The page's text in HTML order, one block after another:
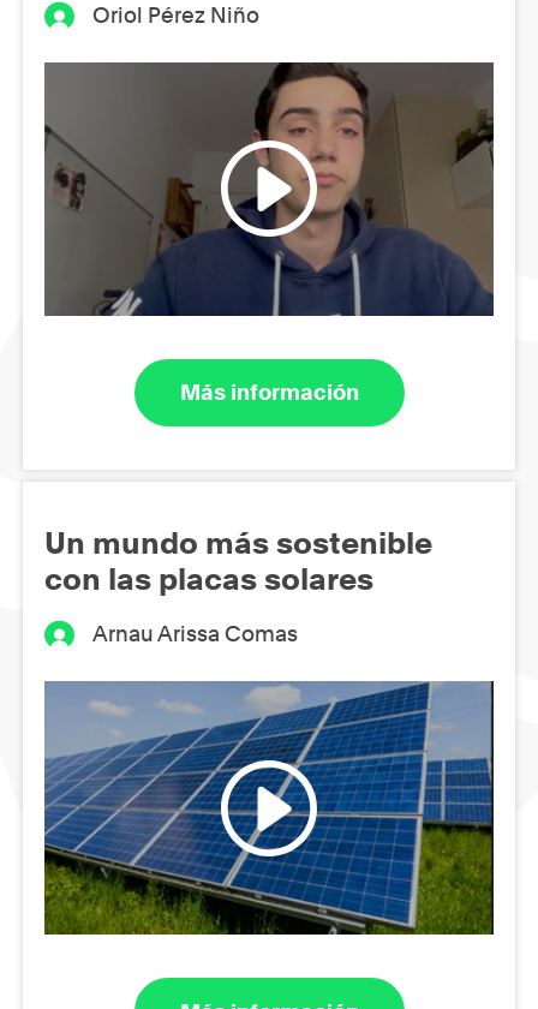
Oriol Pérez Niño
Más información
Un mundo más sostenible
con las placas solares
Arnau Arissa Comas